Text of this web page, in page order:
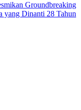
Groundbreaking
yang Dinanti 28 Tahun